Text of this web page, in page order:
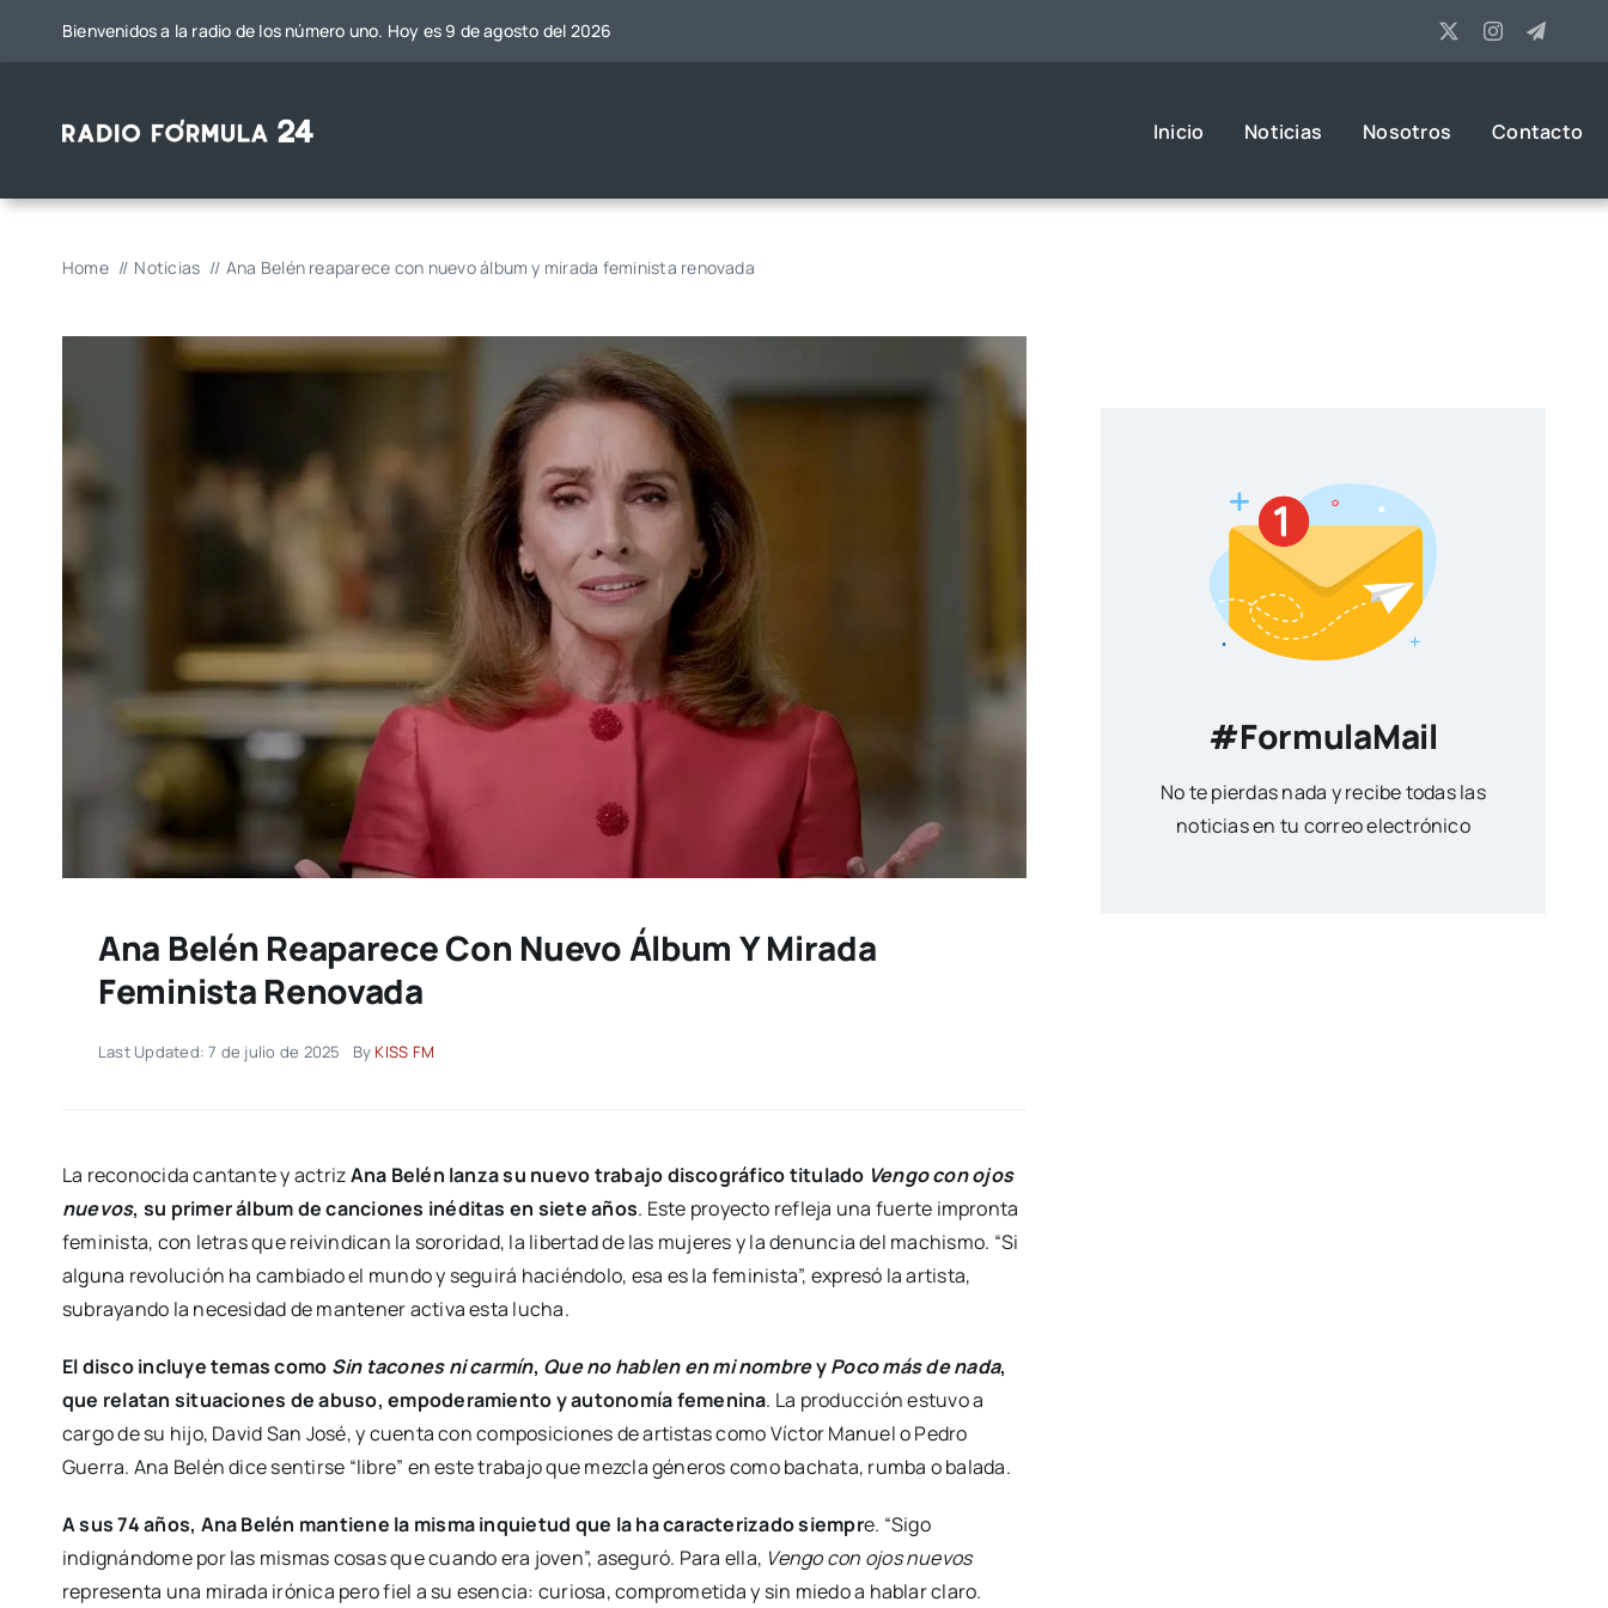
Bienvenidos a la radio de los número uno. Hoy es 9 de agosto del 2026
Inicio Noticias Nosotros Contacto
Home Noticias Ana Belén reaparece con nuevo álbum y mirada feminista renovada
Ana Belén Reaparece Con Nuevo Álbum Y Mirada
Feminista Renovada
Last Updated: 7 de julio de 2025 By KISS FM
La reconocida cantante y actrizAna Belén lanza su nuevo trabajo discográfico titulado Vengo con ojos
nuevos, su primer álbum de canciones inéditas en siete años. Este proyecto refleja una fuerte impronta
feminista, con letras que reivindican la sororidad, la libertad de las mujeres y la denuncia del machismo. “Si
alguna revolución ha cambiado el mundo y seguirá haciéndolo, esa es la feminista”, expresó la artista,
subrayando la necesidad de mantener activa esta lucha.
El disco incluye temas como Sin tacones ni carmín, Que no hablen en mi nombreyPoco más de nada,
que relatan situaciones de abuso, empoderamiento y autonomía femenina. La producción estuvo a
cargo de su hijo, David San José, y cuenta con composiciones de artistas como Víctor Manuel o Pedro
Guerra. Ana Belén dice sentirse “libre” en este trabajo que mezcla géneros como bachata, rumba o balada.
A sus 74 años, Ana Belén mantiene la misma inquietud que la ha caracterizado siempre. “Sigo
indignándome por las mismas cosas que cuando era joven”, aseguró. Para ella, Vengo con ojos nuevos
representa una mirada irónica pero fiel a su esencia: curiosa, comprometida y sin miedo a hablar claro.
#FormulaMail
No te pierdas nada y recibe todas las
noticias en tu correo electrónico